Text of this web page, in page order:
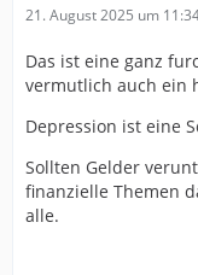
21. August 2025 um
Das ist eine ganz
vermutlich auch ein
Depression ist eine
Sollten Gelder
finanzielle Themen
alle.